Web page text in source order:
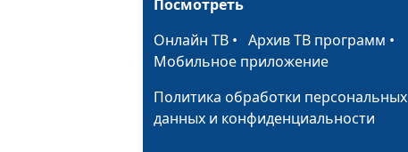
Посмотреть
Онлайн ТВ • Архив ТВ программ •
Мобильное приложение
Политика обработки персональных
данных и конфиденциальности